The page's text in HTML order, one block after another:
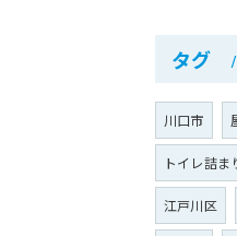
タグ
川口市
トイレ詰ま
江戸川区